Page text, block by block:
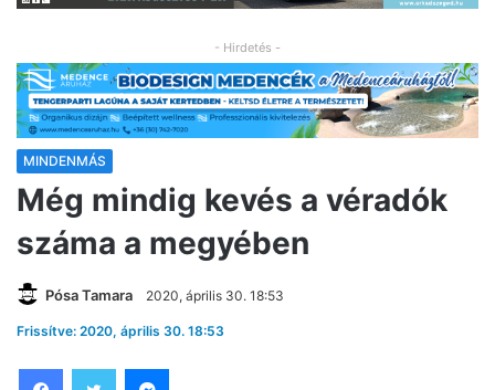
- Hirdetés -
MINDENMÁS
Még mindig kevés a véradók
száma a megyében
Pósa Tamara 2020, április 30. 18:53
Frissítve: 2020, április 30. 18:53